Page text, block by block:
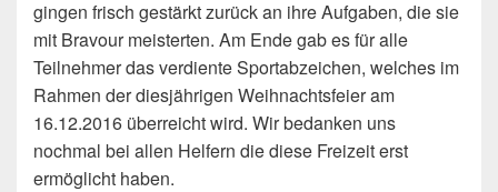
gingen frisch gestärkt zurück an ihre Aufgaben, die sie
mit Bravour meisterten. Am Ende gab es für alle
Teilnehmer das verdiente Sportabzeichen, welches im
Rahmen der diesjährigen Weihnachtsfeier am
16.12.2016 überreicht wird. Wir bedanken uns
nochmal bei allen Helfern die diese Freizeit erst
ermöglicht haben.